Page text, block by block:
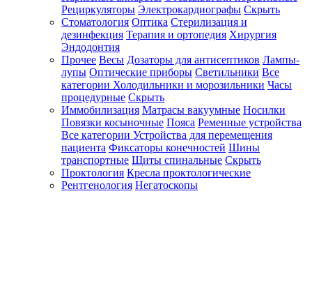
Рециркуляторы Электрокардиографы Скрыть
Стоматология Оптика Стерилизация и
дезинфекция Терапия и ортопедия Хирургия
Эндодонтия
Прочее Весы Дозаторы для антисептиков Лампы-
лупы Оптические приборы Светильники Все
категории Холодильники и морозильники Часы
процедурные Скрыть
Иммобилизация Матрасы вакуумные Носилки
Повязки косыночные Пояса Ременные устройства
Все категории Устройства для перемещения
пациента Фиксаторы конечностей Шины
транспортные Щиты спинальные Скрыть
Проктология Кресла проктологические
Рентгенология Негатоскопы